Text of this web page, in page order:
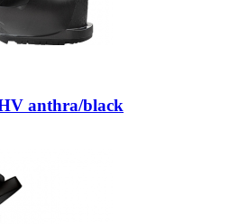
anthra/black